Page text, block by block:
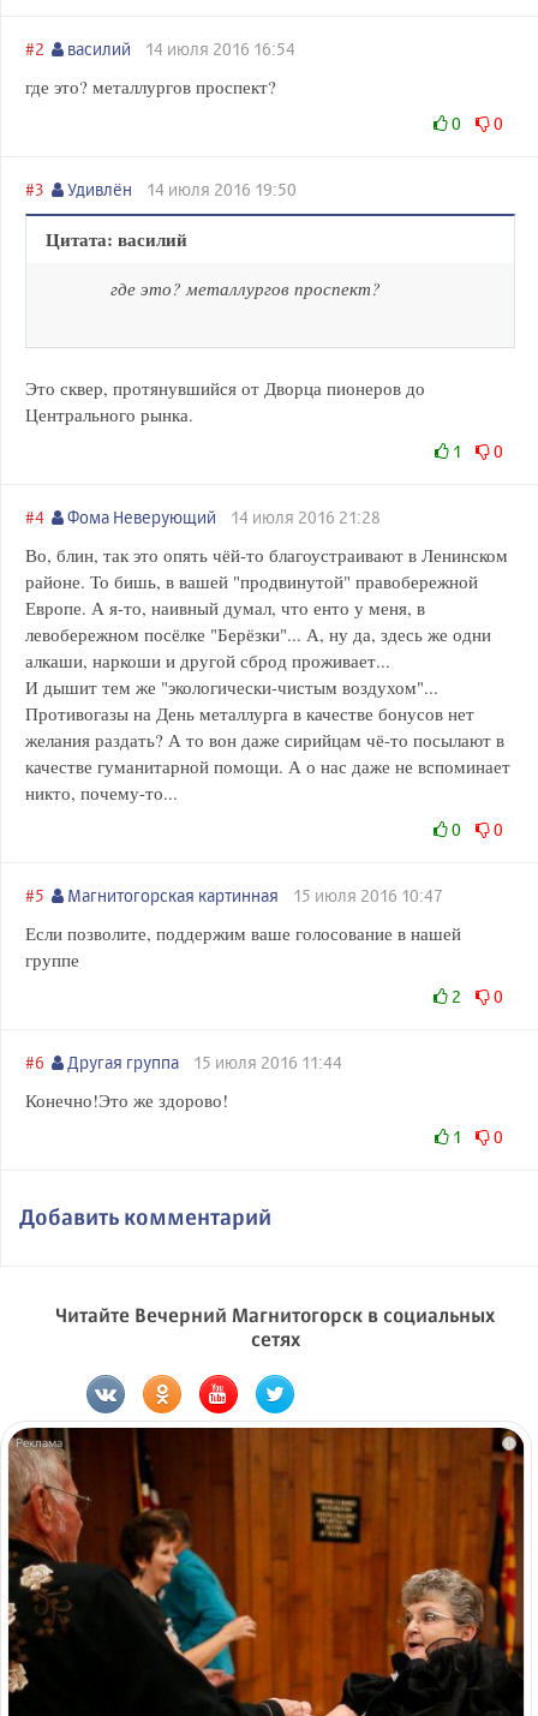
#2 василий 14 июля 2016 16:54
где это? металлургов проспект?
0 0
#3 Удивлён 14 июля 2016 19:50
Цитата: василий
где это? металлургов проспект?
Это сквер, протянувшийся от Дворца пионеров до
Центрального рынка.
1 0
#4 Фома Неверующий 14 июля 2016 21:28
Во, блин, так это опять чёй-то благоустраивают в Ленинском
районе. То бишь, в вашей "продвинутой" правобережной
Европе. А я-то, наивный думал, что енто у меня, в
левобережном посёлке "Берёзки"... А, ну да, здесь же одни
алкаши, наркоши и другой сброд проживает...
И дышит тем же "экологически-чистым воздухом"...
Противогазы на День металлурга в качестве бонусов нет
желания раздать? А то вон даже сирийцам чё-то посылают в
качестве гуманитарной помощи. А о нас даже не вспоминает
никто, почему-то...
0 0
#5 Магнитогорская картинная 15 июля 2016 10:47
Если позволите, поддержим ваше голосование в нашей
группе
2 0
#6 Другая группа 15 июля 2016 11:44
Конечно!Это же здорово!
1 0
Добавить комментарий
Читайте Вечерний Магнитогорск в социальных
сетях
i